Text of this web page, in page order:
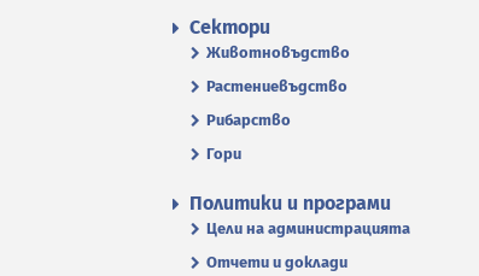
Сектори
Животновъдство
Растениевъдство
Рибарство
Гори
Политики и програми
Цели на администрацията
Отчети и доклади